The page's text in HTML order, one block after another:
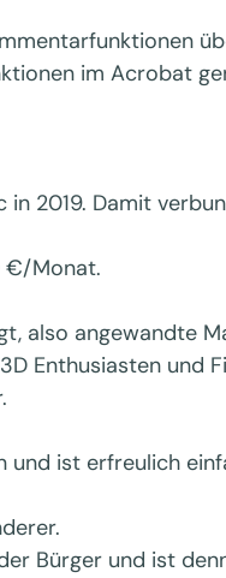
im Acrobat
2019. Damit
€/Monat.
also angewandte
Enthusiasten
ist erfreulich
Bürger und ist